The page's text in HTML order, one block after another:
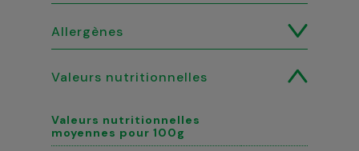
Allergènes
Valeurs nutritionnelles
Valeurs nutritionnelles
moyennes pour 100g